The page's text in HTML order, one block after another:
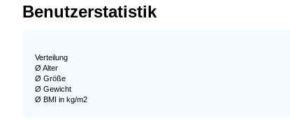
Benutzerstatistik
Verteilung
Ø Alter
Ø Größe
Ø Gewicht
Ø BMI in kg/m2